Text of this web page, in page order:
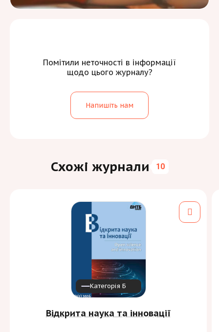
Помітили неточності в інформації
щодо цього журналу?
Напишіть нам
Схожі журнали 10
Категорія Б
Відкрита наука та інновації